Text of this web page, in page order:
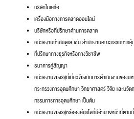
บริษัทในเครือ
เครื่องมือทางการตลาดออนไลน์
บริษัทหรือที่ปรึกษาด้านการตลาด
หน่วยงานกำกับดูแล เช่น สำนักงานคณะกรรมการ
ที่ปรึกษาทางธุรกิจหรือทางวิชาชีพ
ธนาคารคู่สัญญา
หน่วยงานของรัฐที่เกี่ยวข้องกับการดำเนินงานของ
กระทรวงการอุดมศึกษา วิทยาศาสตร์ วิจัย และนวั
กรรมการการอุดมศึกษา เป็นต้น
หน่วยงานของรัฐหรือองค์กรใดที่มีอำนาจหน้าที่ตา